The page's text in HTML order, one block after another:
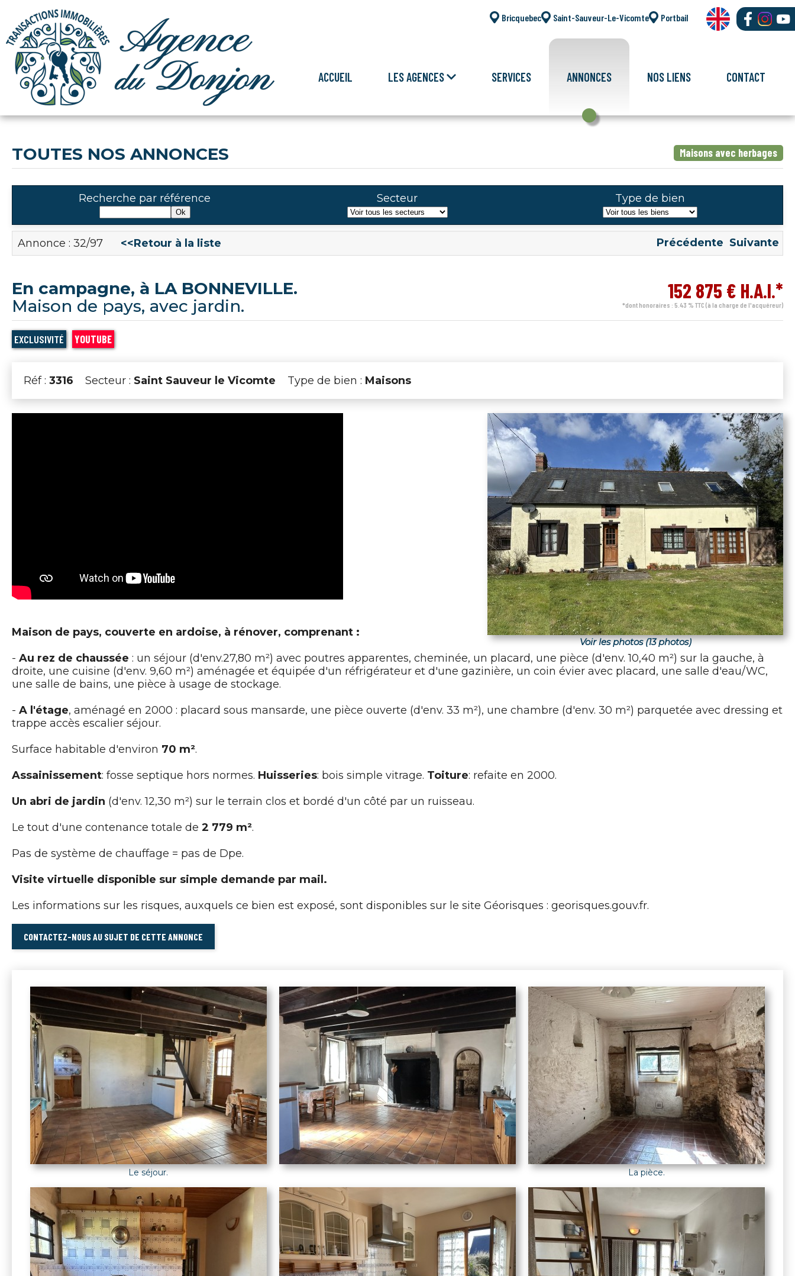
Bricquebec Saint-Sauveur-Le-Vicomte Portbail
ACCUEIL LES AGENCES SERVICES ANNONCES NOS LIENS CONTACT
Maisons avec herbages
TOUTES NOS ANNONCES
Recherche par référence Secteur Type de bien
Annonce : 32/97 <<Retour à la liste Précédente Suivante
152 875 € H.A.I.*
*dont honoraires : 5.43 % TTC (à la charge de l'acquéreur)
En campagne, à LA BONNEVILLE.
Maison de pays, avec jardin.
EXCLUSIVITÉ YOUTUBE
Réf : 3316 Secteur : Saint Sauveur le Vicomte Type de bien : Maisons
Voir les photos (13 photos)
Maison de pays, couverte en ardoise, à rénover, comprenant :
- Au rez de chaussée : un séjour (d'env.27,80 m²) avec poutres apparentes, cheminée, un placard, une pièce (d'env. 10,40 m²) sur la gauche, à
droite, une cuisine (d'env. 9,60 m²) aménagée et équipée d'un réfrigérateur et d'une gazinière, un coin évier avec placard, une salle d'eau/WC,
une salle de bains, une pièce à usage de stockage.
- A l'étage, aménagé en 2000 : placard sous mansarde, une pièce ouverte (d'env. 33 m²), une chambre (d'env. 30 m²) parquetée avec dressing et
trappe accès escalier séjour.
Surface habitable d'environ 70 m².
Assainissement: fosse septique hors normes. Huisseries: bois simple vitrage. Toiture: refaite en 2000.
Un abri de jardin (d'env. 12,30 m²) sur le terrain clos et bordé d'un côté par un ruisseau.
Le tout d'une contenance totale de 2 779 m².
Pas de système de chauffage = pas de Dpe.
Visite virtuelle disponible sur simple demande par mail.
Les informations sur les risques, auxquels ce bien est exposé, sont disponibles sur le site Géorisques : georisques.gouv.fr.
CONTACTEZ-NOUS AU SUJET DE CETTE ANNONCE
Le séjour. La pièce.